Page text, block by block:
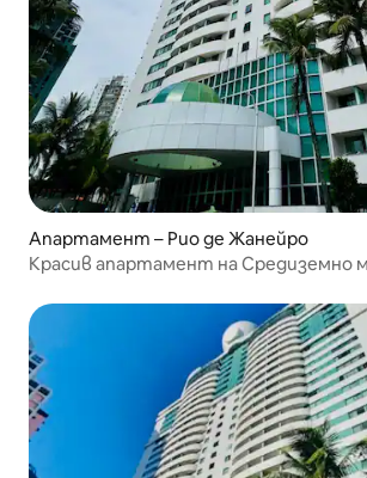
Апартамент – Рио де Жанейро
Красив апартамент на Средиземно